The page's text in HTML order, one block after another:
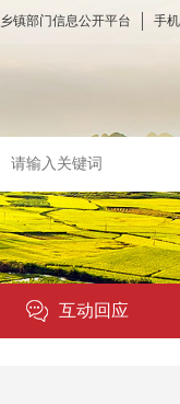
乡镇部门信息公开平台 手
互动回应